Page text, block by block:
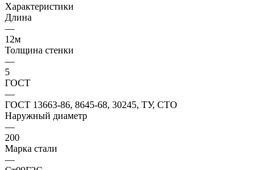
Характеристики
Длина
—
12м
Толщина стенки
—
5
ГОСТ
—
ГОСТ 13663-86, 8645-68, 30245, ТУ, СТО
Наружный диаметр
—
200
Марка стали
—